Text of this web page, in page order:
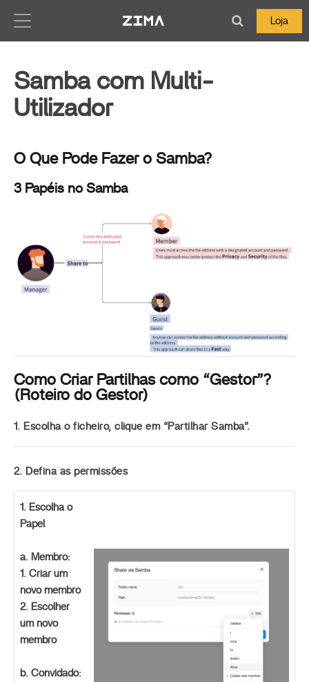
Loja
Samba com Multi-
Utilizador
O Que Pode Fazer o Samba?
3 Papéis no Samba
Como Criar Partilhas como “Gestor”?
(Roteiro do Gestor)
1. Escolha o ficheiro, clique em “Partilhar Samba”.
2. Defina as permissões
1. Escolha o
Papel
a. Membro:
1. Criar um
novo membro
2. Escolher
um novo
membro
b. Convidado: